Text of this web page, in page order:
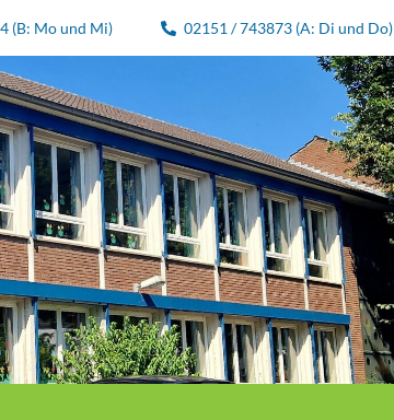
(B: Mo und Mi) 02151 / 743873 (A: Di und Do)